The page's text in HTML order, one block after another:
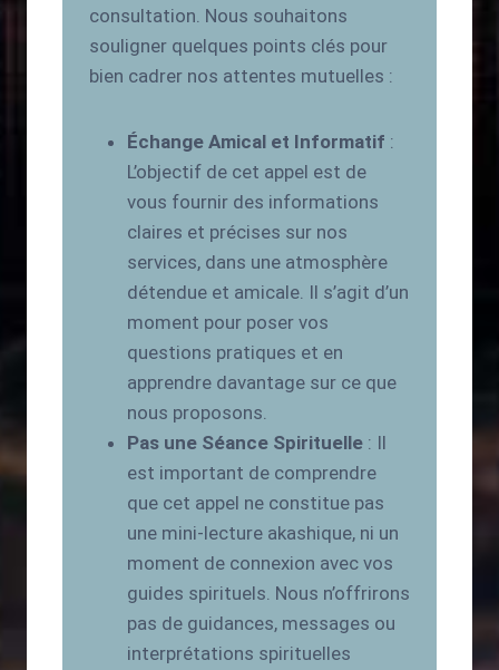
consultation. Nous souhaitons
souligner quelques points clés pour
bien cadrer nos attentes mutuelles :
Échange Amical et Informatif :
L’objectif de cet appel est de
vous fournir des informations
claires et précises sur nos
services, dans une atmosphère
détendue et amicale. Il s’agit d’un
moment pour poser vos
questions pratiques et en
apprendre davantage sur ce que
nous proposons.
Pas une Séance Spirituelle : Il
est important de comprendre
que cet appel ne constitue pas
une mini-lecture akashique, ni un
moment de connexion avec vos
guides spirituels. Nous n’offrirons
pas de guidances, messages ou
interprétations spirituelles